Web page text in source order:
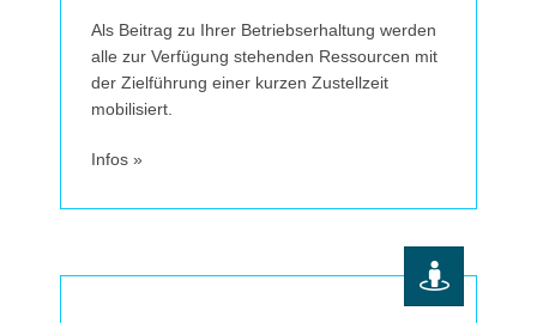
Als Beitrag zu Ihrer Betriebserhaltung werden
alle zur Verfügung stehenden Ressourcen mit
der Zielführung einer kurzen Zustellzeit
mobilisiert.
Infos »